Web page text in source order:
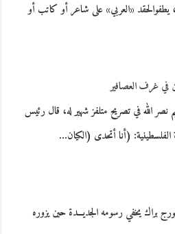
«العربي» على شاعر أو كاتب أو
في غرف العصافير
نصر الله في تصريح متلفز شهير له، قال رئيس
الفلسطينية: (أنا أتحدى (الكيان…
براك يخفي رسومه الجديـــدة حين يزوره